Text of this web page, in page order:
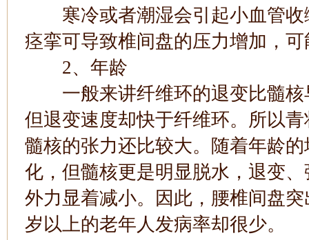
寒冷或者潮湿会引起小血管收
痉挛可导致椎间盘的压力增加，
2、年龄
一般来讲纤维环的退变比髓核
但退变速度却快于纤维环。所以
髓核的张力还比较大。随着年龄
化，但髓核更是明显脱水，退变
外力显着减小。因此，腰椎间盘
岁以上的老年人发病率却很少。